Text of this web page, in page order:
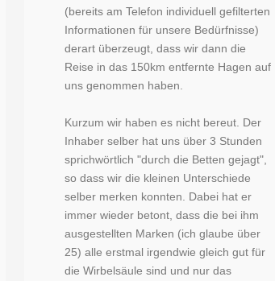
(bereits am Telefon individuell gefilterten
Informationen für unsere Bedürfnisse)
derart überzeugt, dass wir dann die
Reise in das 150km entfernte Hagen auf
uns genommen haben.
Kurzum wir haben es nicht bereut. Der
Inhaber selber hat uns über 3 Stunden
sprichwörtlich "durch die Betten gejagt",
so dass wir die kleinen Unterschiede
selber merken konnten. Dabei hat er
immer wieder betont, dass die bei ihm
ausgestellten Marken (ich glaube über
25) alle erstmal irgendwie gleich gut für
die Wirbelsäule sind und nur das